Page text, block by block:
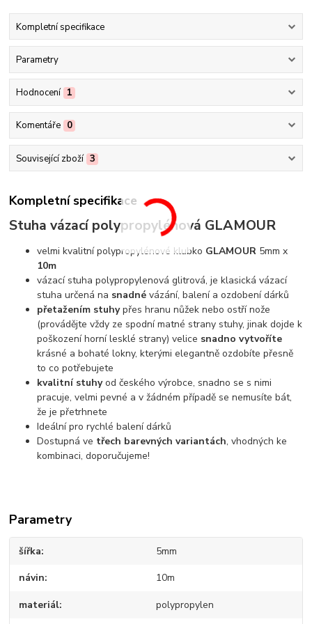
Kompletní specifikace
Parametry
Hodnocení 1
Komentáře 0
Související zboží 3
Kompletní specifikace
Stuha vázací polypropylénová GLAMOUR
velmi kvalitní polypropylénové klubko GLAMOUR 5mm x
10m
vázací stuha polypropylenová glitrová, je klasická vázací
stuha určená na snadné vázání, balení a ozdobení dárků
přetažením stuhypřes hranu nůžek nebo ostří nože
(provádějte vždy ze spodní matné strany stuhy, jinak dojde k
poškození horní lesklé strany) velice snadno vytvoříte
krásné a bohaté lokny, kterými elegantně ozdobíte přesně
to co potřebujete
kvalitní stuhyod českého výrobce, snadno se s nimi
pracuje, velmi pevné a v žádném případě se nemusíte bát,
že je přetrhnete
Ideální pro rychlé balení dárků
Dostupná ve třech barevných variantách, vhodných ke
kombinaci, doporučujeme!
Parametry
šířka 5mm
návin 10m
materiál polypropylen